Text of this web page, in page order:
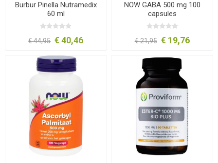
Burbur Pinella Nutramedix
60 ml
€ 44,95 € 40,46
NOW GABA 500 mg 100
capsules
€ 21,95 € 19,76